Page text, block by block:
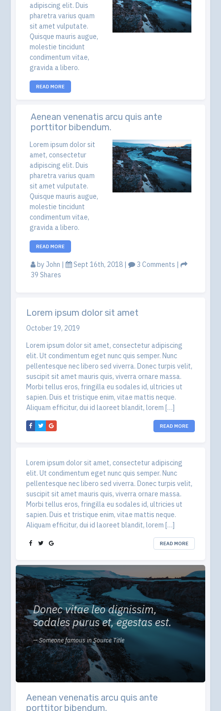
adipiscing elit. Duis
pharetra varius quam
sit amet vulputate.
Quisque mauris augue,
molestie tincidunt
condimentum vitae,
gravida a libero.
READ MORE
Aenean venenatis arcu quis ante
porttitor bibendum.
Lorem ipsum dolor sit
amet, consectetur
adipiscing elit. Duis
pharetra varius quam
sit amet vulputate.
Quisque mauris augue,
molestie tincidunt
condimentum vitae,
gravida a libero.
READ MORE
byJohn | Sept 16th, 2018 | 3 Comments |
39 Shares
Lorem ipsum dolor sit amet
October 19, 2019
Lorem ipsum dolor sit amet, consectetur adipiscing
elit. Ut condimentum eget nunc quis semper. Nunc
pellentesque nec libero sed viverra. Donec turpis velit,
suscipit sit amet mauris quis, viverra ornare massa.
Morbi tellus eros, fringilla eu sodales id, ultricies ut
sapien. Duis et tristique enim, vitae mattis neque.
Aliquam efficitur, dui id laoreet blandit, lorem […]
READ MORE
Lorem ipsum dolor sit amet, consectetur adipiscing
elit. Ut condimentum eget nunc quis semper. Nunc
pellentesque nec libero sed viverra. Donec turpis velit,
suscipit sit amet mauris quis, viverra ornare massa.
Morbi tellus eros, fringilla eu sodales id, ultricies ut
sapien. Duis et tristique enim, vitae mattis neque.
Aliquam efficitur, dui id laoreet blandit, lorem […]
READ MORE
Donec vitae leo dignissim,
sodales purus et, egestas est.
Someone famous inSource Title
Aenean venenatis arcu quis ante
porttitor bibendum.